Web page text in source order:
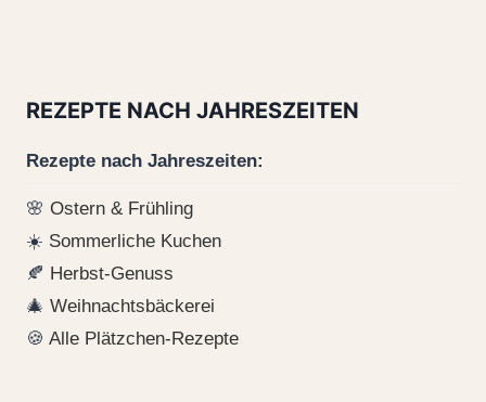
REZEPTE NACH JAHRESZEITEN
Rezepte nach Jahreszeiten:
🌸 Ostern & Frühling
☀️ Sommerliche Kuchen
🍂 Herbst-Genuss
🎄 Weihnachtsbäckerei
🍪 Alle Plätzchen-Rezepte